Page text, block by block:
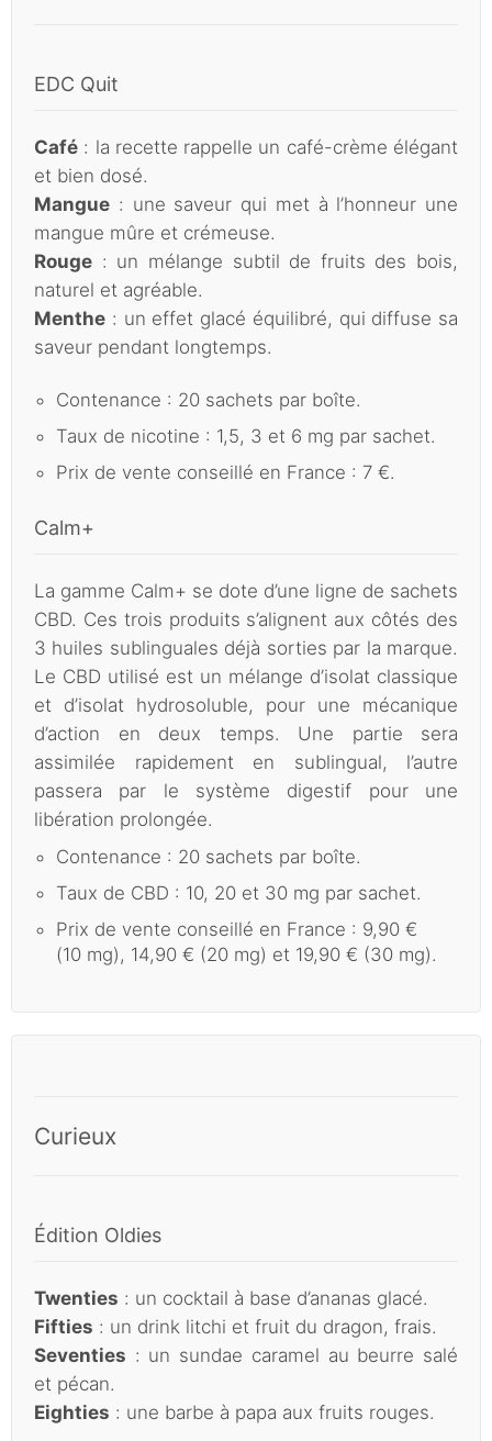
EDC Quit
Café : la recette rappelle un café-crème élégant
et bien dosé.
Mangue : une saveur qui met à l’honneur une
mangue mûre et crémeuse.
Rouge : un mélange subtil de fruits des bois,
naturel et agréable.
Menthe : un effet glacé équilibré, qui diffuse sa
saveur pendant longtemps.
Contenance : 20 sachets par boîte.
Taux de nicotine : 1,5, 3 et 6 mg par sachet.
Prix de vente conseillé en France : 7 €.
Calm+
La gamme Calm+ se dote d’une ligne de sachets
CBD. Ces trois produits s’alignent aux côtés des
3 huiles sublinguales déjà sorties par la marque.
Le CBD utilisé est un mélange d’isolat classique
et d’isolat hydrosoluble, pour une mécanique
d’action en deux temps. Une partie sera
assimilée rapidement en sublingual, l’autre
passera par le système digestif pour une
libération prolongée.
Contenance : 20 sachets par boîte.
Taux de CBD : 10, 20 et 30 mg par sachet.
Prix de vente conseillé en France : 9,90 €
(10 mg), 14,90 € (20 mg) et 19,90 € (30 mg).
Curieux
Édition Oldies
Twenties : un cocktail à base d’ananas glacé.
Fifties : un drink litchi et fruit du dragon, frais.
Seventies : un sundae caramel au beurre salé
et pécan.
Eighties : une barbe à papa aux fruits rouges.